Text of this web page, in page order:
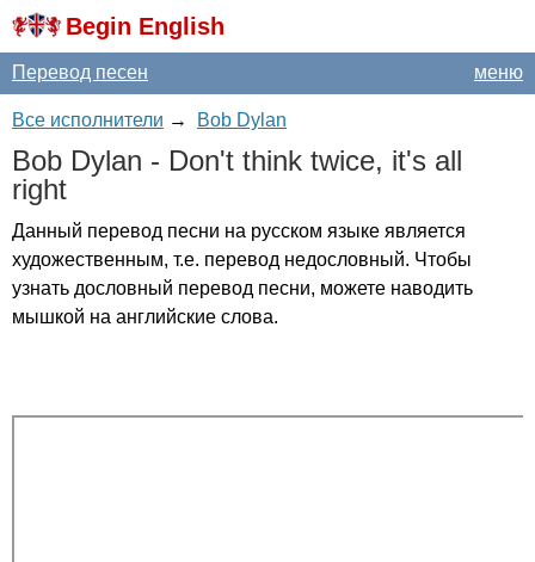
Begin English
меню
Перевод песен
Все исполнители → Bob Dylan
Bob Dylan - Don't think twice, it's all
right
Данный перевод песни на русском языке является
художественным, т.е. перевод недословный. Чтобы
узнать дословный перевод песни, можете наводить
мышкой на английские слова.